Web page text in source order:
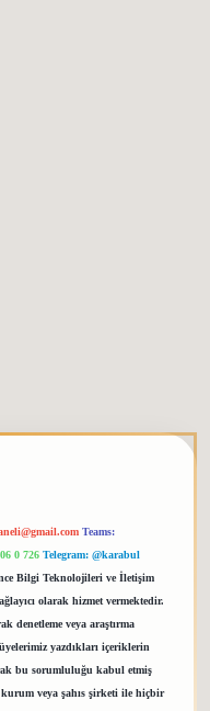
Teams:
0 726 Telegram: @karabul
Bilgi Teknolojileri ve İletişim
olarak hizmet vermektedir.
denetleme veya araştırma
yazdıkları içeriklerin
bu sorumluluğu kabul etmiş
veya şahıs şirketi ile hiçbir